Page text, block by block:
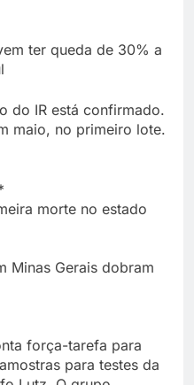
ter queda de 30% a
do IR está confirmado.
maio, no primeiro lote.
morte no estado
Minas Gerais dobram
força-tarefa para
para testes da